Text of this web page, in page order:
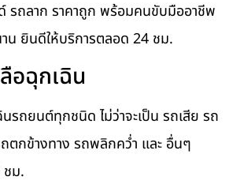
รถลาก ราคาถูก พร้อมคนขับมืออาชีพ
น ยินดีให้บริการตลอด 24 ชม.
อฉุกเฉิน
รถยนต์ทุกชนิด ไม่ว่าจะเป็น รถเสีย รถ
ตกข้างทาง รถพลิกคว่ำ และ อื่นๆ
ชม.